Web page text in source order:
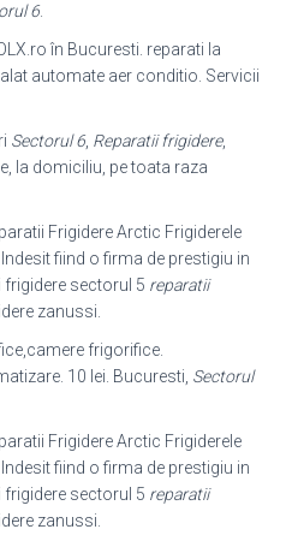
6.
în Bucuresti. reparati la
automate aer conditio. Servicii
Sectorul 6, Reparatii frigidere,
la domiciliu, pe toata raza
Frigidere Arctic Frigiderele
fiind o firma de prestigiu in
sectorul 5 reparatii
zanussi.
frigorifice.
10 lei. Bucuresti, Sectorul
Frigidere Arctic Frigiderele
fiind o firma de prestigiu in
sectorul 5 reparatii
zanussi.